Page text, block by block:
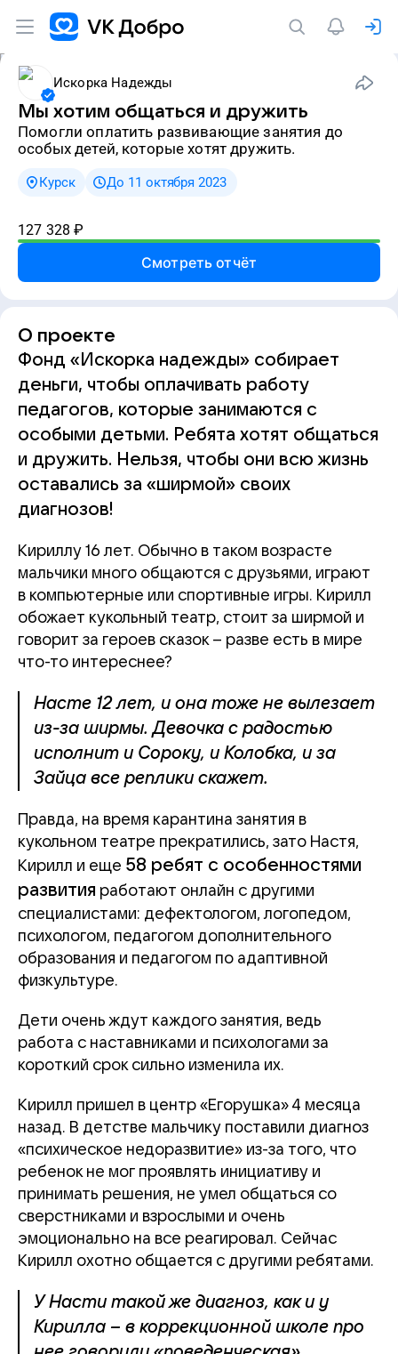
Искорка Надежды
Мы хотим общаться и дружить
Помогли оплатить развивающие занятия до
особых детей, которые хотят дружить.
Курск До 11 октября 2023
127 328 ₽
Смотреть отчёт
О проекте
Фонд «Искорка надежды» собирает
деньги, чтобы оплачивать работу
педагогов, которые занимаются с
особыми детьми. Ребята хотят общаться
и дружить. Нельзя, чтобы они всю жизнь
оставались за «ширмой» своих
диагнозов!
Кириллу 16 лет. Обычно в таком возрасте
мальчики много общаются с друзьями, играют
в компьютерные или спортивные игры. Кирилл
обожает кукольный театр, стоит за ширмой и
говорит за героев сказок – разве есть в мире
что-то интереснее?
Насте 12 лет, и она тоже не вылезает
из-за ширмы. Девочка с радостью
исполнит и Сороку, и Колобка, и за
Зайца все реплики скажет.
Правда, на время карантина занятия в
кукольном театре прекратились, зато Настя,
Кирилл и еще 58 ребят с особенностями
развития работают онлайн с другими
специалистами: дефектологом, логопедом,
психологом, педагогом дополнительного
образования и педагогом по адаптивной
физкультуре.
Дети очень ждут каждого занятия, ведь
работа с наставниками и психологами за
короткий срок сильно изменила их.
Кирилл пришел в центр «Егорушка» 4 месяца
назад. В детстве мальчику поставили диагноз
«психическое недоразвитие» из-за того, что
ребенок не мог проявлять инициативу и
принимать решения, не умел общаться со
сверстниками и взрослыми и очень
эмоционально на все реагировал. Сейчас
Кирилл охотно общается с другими ребятами.
У Насти такой же диагноз, как и у
Кирилла – в коррекционной школе про